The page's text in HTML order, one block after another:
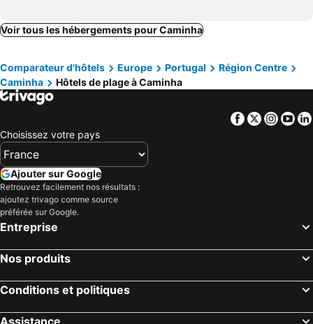
Voir tous les hébergements pour Caminha
Comparateur d'hôtels Europe Portugal
Région Centre
Caminha
Hôtels de plage à Caminha
Facebook
Twitter
Choisissez votre pays
Ajouter sur Google
Retrouvez facilement nos résultats :
ajoutez trivago comme source
préférée sur Google.
Entreprise
Nos produits
Conditions et politiques
Assistance